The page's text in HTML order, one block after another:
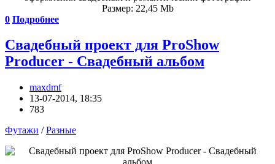
Размер: 22,45 Mb
0 Подробнее
Свадебный проект для ProShow
Producer - Свадебный альбом
maxdmf
13-07-2014, 18:35
783
Футажи /Разные